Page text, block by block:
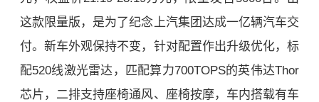
这款限量版，是为了纪念上汽集团达成一亿辆汽车交
付。新车外观保持不变，针对配置作出升级优化，标
配520线激光雷达，匹配算力700TOPS的英伟达Thor
芯片，二排支持座椅通风、座椅按摩，车内搭载有车